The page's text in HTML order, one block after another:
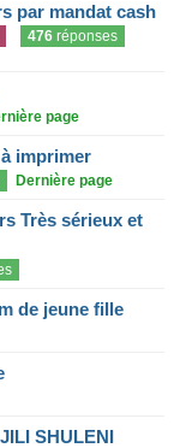
par mandat cash
476 réponses
page
imprimer
Dernière page
Très sérieux et
de jeune fille
SHULENI